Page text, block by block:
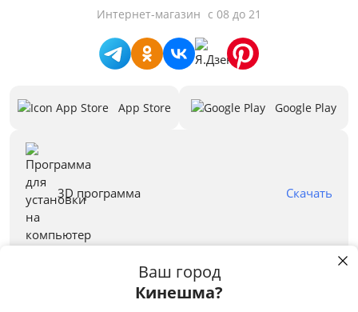
Ваш город
Кинешма?
Бежевый
Синий
Серый
Все варианты
Интернет-магазин с 08 до 21
App Store Google Play
3D программа Скачать
Правовая информация